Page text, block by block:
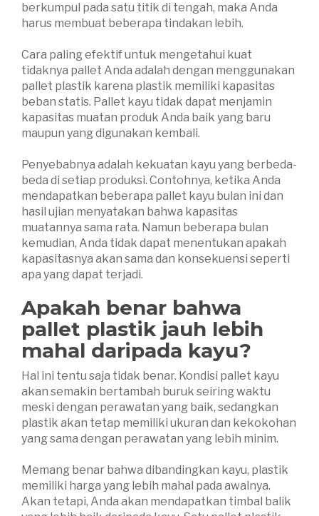
berkumpul pada satu titik di tengah, maka Anda
harus membuat beberapa tindakan lebih.
Cara paling efektif untuk mengetahui kuat
tidaknya pallet Anda adalah dengan menggunakan
pallet plastik karena plastik memiliki kapasitas
beban statis. Pallet kayu tidak dapat menjamin
kapasitas muatan produk Anda baik yang baru
maupun yang digunakan kembali.
Penyebabnya adalah kekuatan kayu yang berbeda-
beda di setiap produksi. Contohnya, ketika Anda
mendapatkan beberapa pallet kayu bulan ini dan
hasil ujian menyatakan bahwa kapasitas
muatannya sama rata. Namun beberapa bulan
kemudian, Anda tidak dapat menentukan apakah
kapasitasnya akan sama dan konsekuensi seperti
apa yang dapat terjadi.
Apakah benar bahwa
pallet plastik jauh lebih
mahal daripada kayu?
Hal ini tentu saja tidak benar. Kondisi pallet kayu
akan semakin bertambah buruk seiring waktu
meski dengan perawatan yang baik, sedangkan
plastik akan tetap memiliki ukuran dan kekokohan
yang sama dengan perawatan yang lebih minim.
Memang benar bahwa dibandingkan kayu, plastik
memiliki harga yang lebih mahal pada awalnya.
Akan tetapi, Anda akan mendapatkan timbal balik